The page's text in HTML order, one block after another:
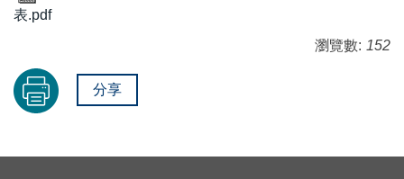
表.pdf
瀏覽數: 152
分享